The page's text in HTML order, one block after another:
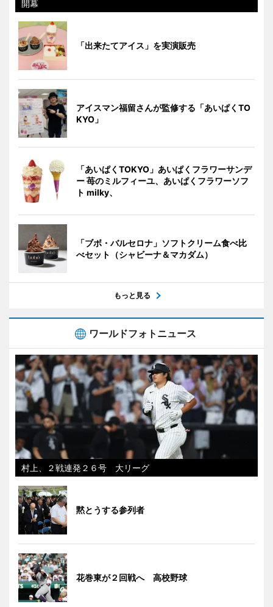
開幕
「出来たてアイス」を実演販売
アイスマン福留さんが監修する「あいぱくTO
KYO」
「あいぱくTOKYO」あいぱくフラワーサンデ
ー 苺のミルフィーユ、あいぱくフラワーソフ
ト milky、
「ブボ・バルセロナ」ソフトクリーム食べ比
べセット（シャビーナ＆マカダム）
もっと見る
ワールドフォトニュース
村上、２戦連発２６号 大リーグ
黙とうする参列者
花巻東が２回戦へ 高校野球